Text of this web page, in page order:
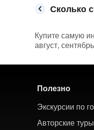
Сколько
Купите самую
август,
Полезно
Экскурсии по
Авторские